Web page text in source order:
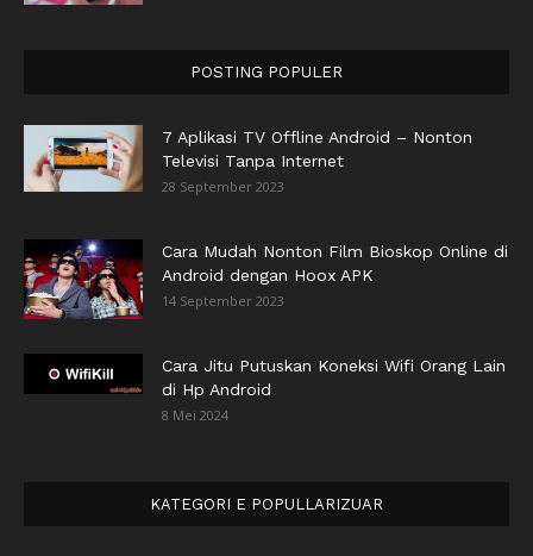
POSTING POPULER
7 Aplikasi TV Offline Android – Nonton
Televisi Tanpa Internet
28 September 2023
Cara Mudah Nonton Film Bioskop Online di
Android dengan Hoox APK
14 September 2023
Cara Jitu Putuskan Koneksi Wifi Orang Lain
di Hp Android
8 Mei 2024
KATEGORI E POPULLARIZUAR